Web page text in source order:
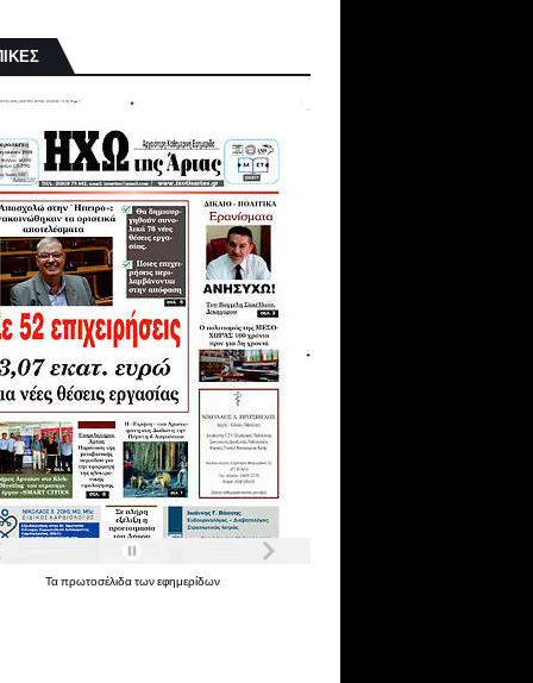
Ταπρωτοσέλιδατωνεφημερίδων